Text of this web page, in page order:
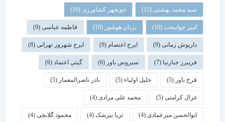
سید محمد بهشتی(12) خوبچهر کشاورزی(10)
امیر جوانبخت(10) یزدان هوشور(10) فاطمه عباسی(9)
داریوش زمانی(9) ایرج اعتصام(9) ایرج شهروز تهرانی(8)
فریبرز جبارنیا(7) سیروس باور(6) گیتی اعتماد(6)
فرخ باور(5) جلیل اولیاء(5) نادر ناصرالمعمار (5)
غزال کرامتی(5) محمد علی مرادی(4)
ابوالحسن میرعمادی(4) ثریا بیرشک(4) محمود گلابچی(4)